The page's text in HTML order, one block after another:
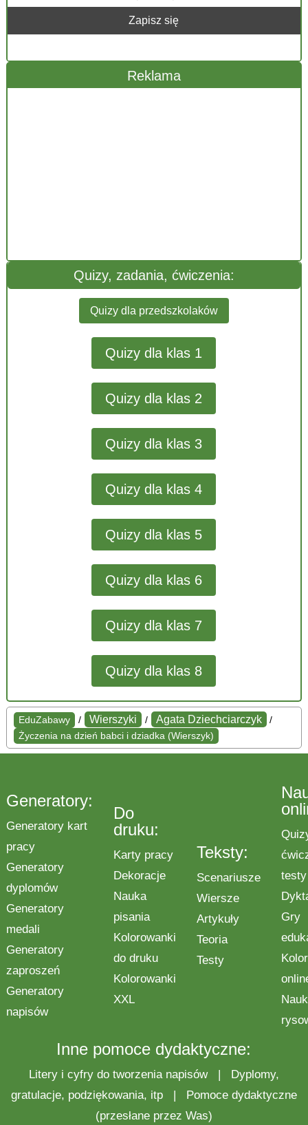
Reklama
Quizy, zadania, ćwiczenia:
Quizy dla przedszkolaków
Quizy dla klas 1
Quizy dla klas 2
Quizy dla klas 3
Quizy dla klas 4
Quizy dla klas 5
Quizy dla klas 6
Quizy dla klas 7
Quizy dla klas 8
EduZabawy / Wierszyki / Agata Dziechciarczyk
/
Życzenia na dzień babci i dziadka (Wierszyk)
Generatory:
Generatory kart
pracy
Generatory
dyplomów
Generatory
medali
Generatory
zaproszeń
Generatory
napisów
Do
druku:
Karty pracy
Dekoracje
Nauka
pisania
Kolorowanki
do druku
Kolorowanki
XXL
Teksty:
Scenariusze
Wiersze
Artykuły
Teoria
Testy
testy
Gry
Inne pomoce dydaktyczne:
Litery i cyfry do tworzenia napisów| Dyplomy,
gratulacje, podziękowania, itp| Pomoce dydaktyczne
(przesłane przez Was)